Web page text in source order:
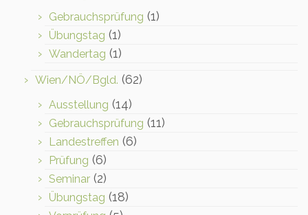
Gebrauchsprüfung (1)
Übungstag (1)
Wandertag (1)
Wien/NÖ/Bgld. (62)
Ausstellung (14)
Gebrauchsprüfung (11)
Landestreffen (6)
Prüfung (6)
Seminar (2)
Übungstag (18)